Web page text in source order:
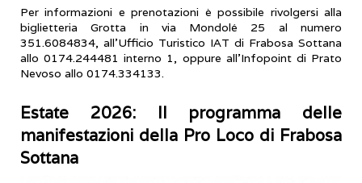
Per informazioni e prenotazioni è possibile rivolgersi alla
biglietteria Grotta in via Mondolé 25 al numero
351.6084834, all’Ufficio Turistico IAT di Frabosa Sottana
allo 0174.244481 interno 1, oppure all’Infopoint di Prato
Nevoso allo 0174.334133.
Estate 2026: Il programma delle
manifestazioni della Pro Loco di Frabosa
Sottana